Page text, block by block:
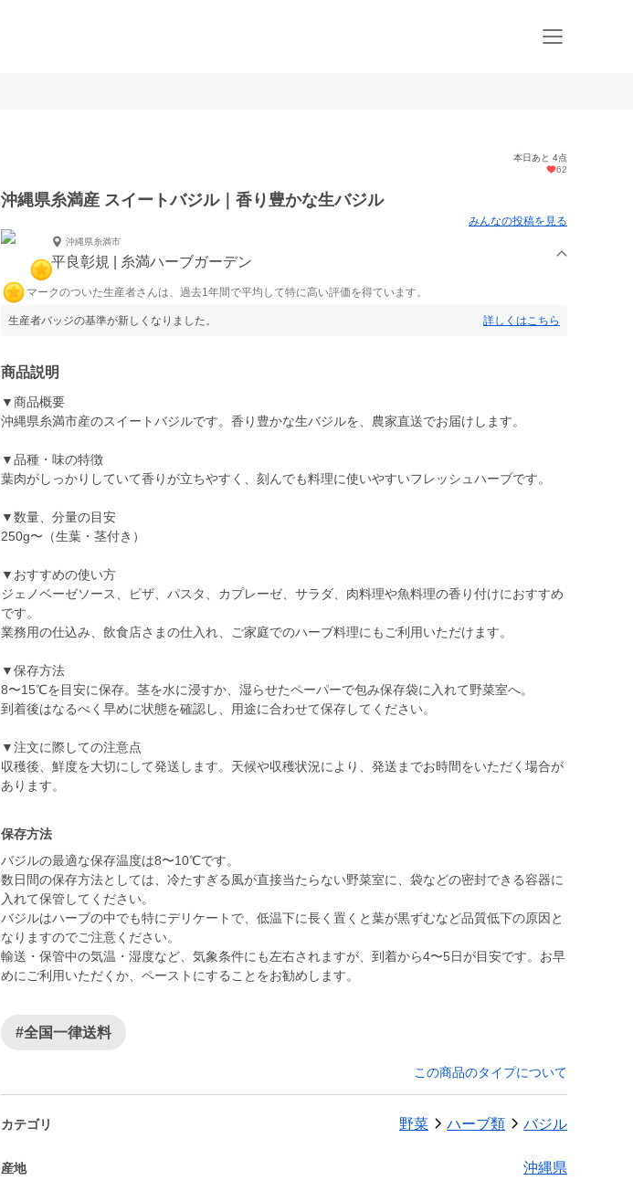
本日あと 4点
62
沖縄県糸満産 スイートバジル｜香り豊かな生バジル
みんなの投稿を見る
沖縄県糸満市
平良彰規 | 糸満ハーブガーデン
マークのついた生産者さんは、過去1年間で平均して特に高い評価を得ています。
生産者バッジの基準が新しくなりました。 詳しくはこちら
商品説明
▼商品概要
沖縄県糸満市産のスイートバジルです。香り豊かな生バジルを、農家直送でお届けします。
▼品種・味の特徴
葉肉がしっかりしていて香りが立ちやすく、刻んでも料理に使いやすいフレッシュハーブです。
▼数量、分量の目安
250g〜（生葉・茎付き）
▼おすすめの使い方
ジェノベーゼソース、ピザ、パスタ、カプレーゼ、サラダ、肉料理や魚料理の香り付けにおすすめ
です。
業務用の仕込み、飲食店さまの仕入れ、ご家庭でのハーブ料理にもご利用いただけます。
▼保存方法
8〜15℃を目安に保存。茎を水に浸すか、湿らせたペーパーで包み保存袋に入れて野菜室へ。
到着後はなるべく早めに状態を確認し、用途に合わせて保存してください。
▼注文に際しての注意点
収穫後、鮮度を大切にして発送します。天候や収穫状況により、発送までお時間をいただく場合が
あります。
保存方法
バジルの最適な保存温度は8〜10℃です。
数日間の保存方法としては、冷たすぎる風が直接当たらない野菜室に、袋などの密封できる容器に
入れて保管してください。
バジルはハーブの中でも特にデリケートで、低温下に長く置くと葉が黒ずむなど品質低下の原因と
なりますのでご注意ください。
輸送・保管中の気温・湿度など、気象条件にも左右されますが、到着から4〜5日が目安です。お早
めにご利用いただくか、ペーストにすることをお勧めします。
#全国一律送料
この商品のタイプについて
カテゴリ 野菜 ハーブ類 バジル
産地 沖縄県